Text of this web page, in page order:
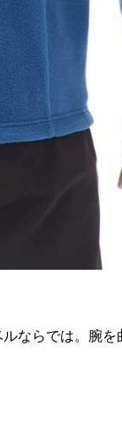
ならでは。腕